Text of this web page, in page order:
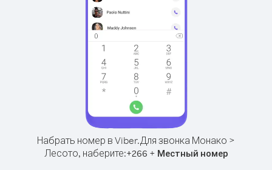
Набрать номер в Viber.Для звонка Монако >
Лесото, наберите:+266 + Местный номер